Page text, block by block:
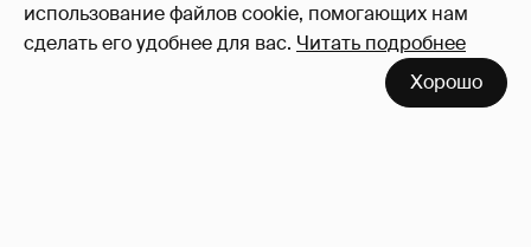
использование файлов cookie, помогающих нам
сделать его удобнее для вас. Читать подробнее
Хорошо